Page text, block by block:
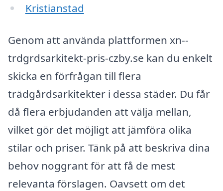
Kristianstad
Genom att använda plattformen xn--
trdgrdsarkitekt-pris-czby.se kan du enkelt
skicka en förfrågan till flera
trädgårdsarkitekter i dessa städer. Du får
då flera erbjudanden att välja mellan,
vilket gör det möjligt att jämföra olika
stilar och priser. Tänk på att beskriva dina
behov noggrant för att få de mest
relevanta förslagen. Oavsett om det